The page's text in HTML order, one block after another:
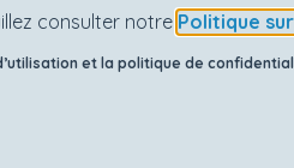
consulter notre Politique
et la politique de